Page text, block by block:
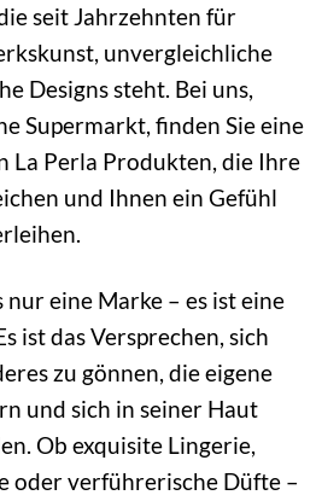
seit Jahrzehnten für
unvergleichliche
Designs steht. Bei uns,
Supermarkt, finden Sie eine
La Perla Produkten, die Ihre
und Ihnen ein Gefühl
nur eine Marke – es ist eine
ist das Versprechen, sich
zu gönnen, die eigene
und sich in seiner Haut
Ob exquisite Lingerie,
oder verführerische Düfte –